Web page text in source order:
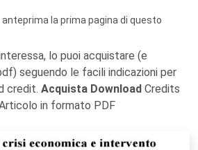
la prima pagina di questo
lo puoi acquistare (e
seguendo le facili indicazioni per
credit. Acquista Download Credits
in formato PDF